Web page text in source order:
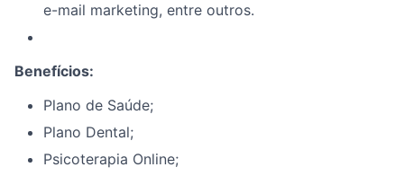
e-mail marketing, entre outros.
Benefícios:
Plano de Saúde;
Plano Dental;
Psicoterapia Online;